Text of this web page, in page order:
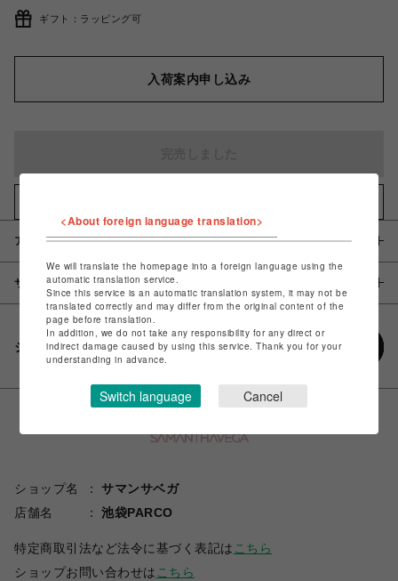
ギフト：ラッピング可
入荷案内申し込み
アイテム説明 / 素材
サイズ
シェアする
ショップ名
サマンサベガ
店舗名
池袋PARCO
特定商取引法など法令に基づく表記は こちら
ショップお問い合わせは こちら
<About foreign language translation>
We will translate the homepage into a foreign language using the
automatic translation service.
Since this service is an automatic translation system, it may not be
translated correctly and may differ from the original content of the
page before translation.
In addition, we do not take any responsibility for any direct or
indirect damage caused by using this service. Thank you for your
understanding in advance.
Switch language Cancel